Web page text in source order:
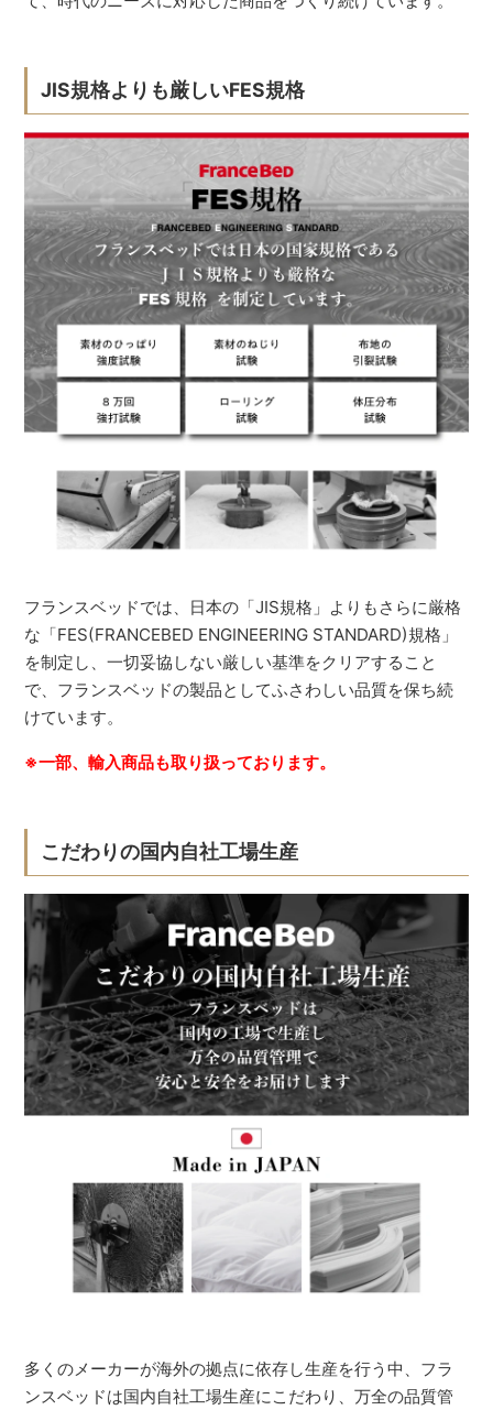
JIS規格よりも厳しいFES規格
フランスベッドでは、日本の「JIS規格」よりもさらに厳格
な「FES(FRANCEBED ENGINEERING STANDARD)規格」
を制定し、一切妥協しない厳しい基準をクリアすること
で、フランスベッドの製品としてふさわしい品質を保ち続
けています。
※一部、輸入商品も取り扱っております。
こだわりの国内自社工場生産
多くのメーカーが海外の拠点に依存し生産を行う中、フラ
ンスベッドは国内自社工場生産にこだわり、万全の品質管